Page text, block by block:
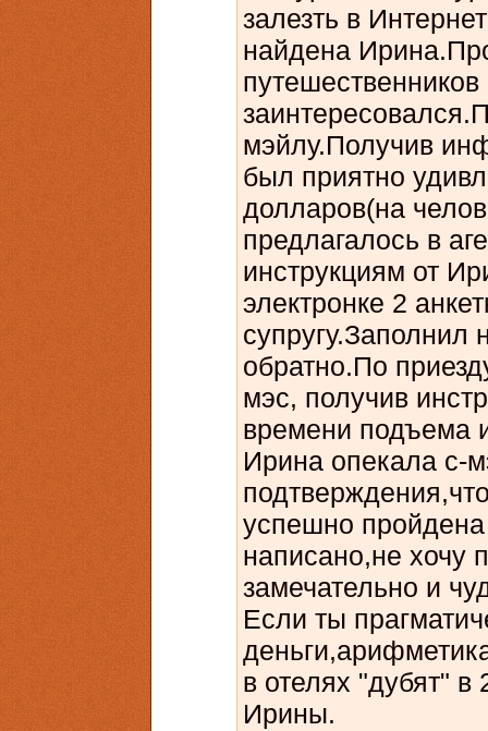
залезть в
найдена
путешественников
мэйлу.Получив
был приятно
долларов(на
предлагалось в
инструкциям от
электронке 2
супругу.Заполнил
обратно.По
мэс, получив
времени подъема
Ирина опекала с-
успешно
написано,не хочу
замечательно и
Если ты
в отелях "дубят"
Ирины.